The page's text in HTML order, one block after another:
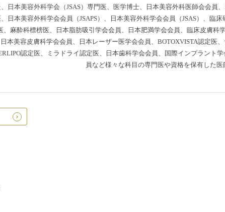
、日本美容外科学会（JSAS）専門医、医学博士、日本美容外科医師会会員
、日本美容外科学会会員（JSAPS）、日本美容外科学会会員（JSAS）、臨
、麻酔科標榜医、日本脂肪吸引学会会員、日本肥満学会会員、臨床皮膚科
本美容皮膚科学会会員、日本レーザー医学会会員、BOTOXVISTA認定医
認定医、ミラドライ認定医、日本歯科学会会員、国際インプラント
員など様々な科目の専門医や資格を保有した医